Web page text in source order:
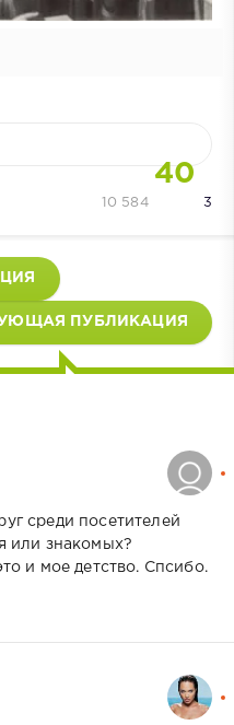
40
3
10 584
ПУБЛИКАЦИЯ
среди посетителей
или знакомых?
и мое детство. Спсибо.